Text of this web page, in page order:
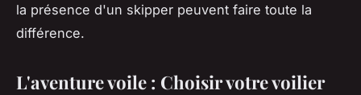
la présence d'un skipper peuvent faire toute la
différence.
L'aventure voile : Choisir votre voilier